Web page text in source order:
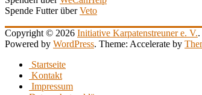
Spende Futter überVeto
Copyright © 2026 Initiative Karpatenstreuner e. V..
Powered by WordPress. Theme: Accelerate by
Startseite
Kontakt
Impressum